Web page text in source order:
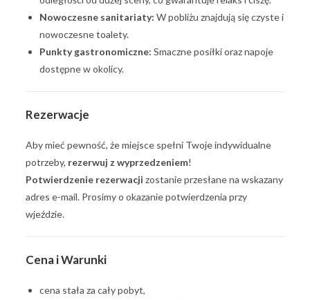
Nowoczesne sanitariaty: W pobliżu znajdują się czyste i
nowoczesne toalety.
Punkty gastronomiczne: Smaczne posiłki oraz napoje
dostępne w okolicy.
Rezerwacje
Aby mieć pewność, że miejsce spełni Twoje indywidualne
potrzeby, rezerwuj z wyprzedzeniem!
Potwierdzenie rezerwacji zostanie przesłane na wskazany
adres e-mail. Prosimy o okazanie potwierdzenia przy
wjeździe.
Cena i Warunki
cena stała za cały pobyt,